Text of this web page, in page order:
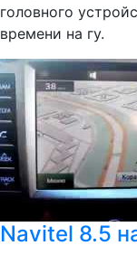
головного
времени на гу.
Navitel 8.5